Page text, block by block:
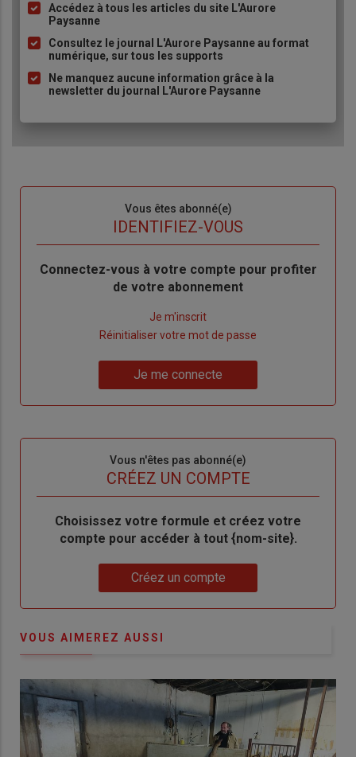
Liste
puce
Accédez à tous les articles du site L'Aurore
Paysanne
Consultez le journal L'Aurore Paysanne au format
numérique, sur tous les supports
Ne manquez aucune information grâce à la
newsletter du journal L'Aurore Paysanne
Vous êtes abonné(e)
IDENTIFIEZ-VOUS
Body
Connectez-vous à votre compte pour profiter
de votre abonnement
Je m'inscrit
de
Réinitialiser votre mot de passe
me
Je me connecte
Vous n'êtes pas abonné(e)
CRÉEZ UN COMPTE
BodyChoisissez votre formule et créez votre
compte pour accéder à tout {nom-site}.
Créez un compte
VOUS AIMEREZ AUSSI